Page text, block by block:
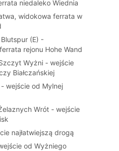
niedaleko Wiednia
widokowa ferrata w
(E) -
rejonu Hohe Wand
Wyżni - wejście
Białczańskiej
wejście od Mylnej
Wrót - wejście
najłatwiejszą drogą
od Wyżniego